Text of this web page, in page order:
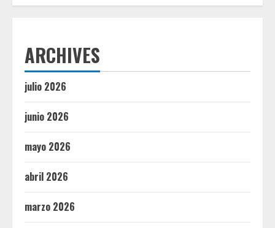
ARCHIVES
julio 2026
junio 2026
mayo 2026
abril 2026
marzo 2026